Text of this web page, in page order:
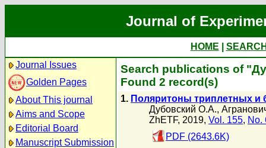
Journal of
HOME
Journal Issues
Golden Pages
About This journal
Aims and Scope
Editorial Board
Manuscript Submission
Search publications of
Found 2 record(s)
1. Поляритоны триплетных и
Дубовский О.А.,
ZhETF, 2019, Vol. 155, No.
PDF (2643.6K)